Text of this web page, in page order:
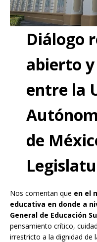
Diálogo
abierto
entre la
de
Nos comentan que en el
educativa en donde a
General de Educación
pensamiento crítico,
irrestricto a la dignidad de